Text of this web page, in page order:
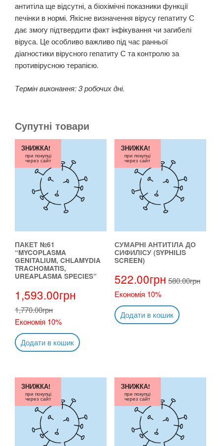
антитіла ще відсутні, а біохімічні показники функції
печінки в нормі. Якісне визначення вірусу гепатиту С
дає змогу підтвердити факт інфікування чи загибелі
віруса. Це особливо важливо під час ранньої
діагностики вірусного гепатиту С та контролю за
противірусною терапією.
Термін виконання: 3 робочих дні.
Супутні товари
ПАКЕТ №61
“MYCOPLASMA
GENITALIUM, CHLAMYDIA
TRACHOMATIS,
UREAPLASMA SPECIES”
1,593.00грн
1,770.00грн
Економія 10%
ЗНИЖКА!
при покупці
через сайт
Додати в кошик
СУМАРНІ АНТИТІЛА ДО
СИФИЛІСУ (SYPHILIS
SCREEN)
522.00грн 580.00грн
Економія 10%
ЗНИЖКА!
при покупці
через сайт
Додати в кошик
ЗНИЖКА!
при покупці
через сайт
ЗНИЖКА!
при покупці
через сайт